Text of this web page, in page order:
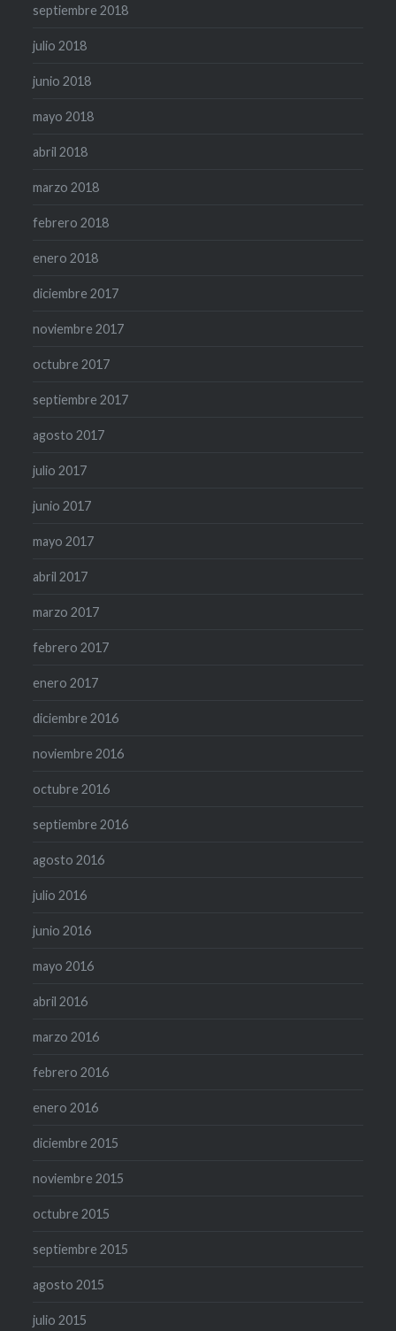
septiembre 2018
julio 2018
junio 2018
mayo 2018
abril 2018
marzo 2018
febrero 2018
enero 2018
diciembre 2017
noviembre 2017
octubre 2017
septiembre 2017
agosto 2017
julio 2017
junio 2017
mayo 2017
abril 2017
marzo 2017
febrero 2017
enero 2017
diciembre 2016
noviembre 2016
octubre 2016
septiembre 2016
agosto 2016
julio 2016
junio 2016
mayo 2016
abril 2016
marzo 2016
febrero 2016
enero 2016
diciembre 2015
noviembre 2015
octubre 2015
septiembre 2015
agosto 2015
julio 2015